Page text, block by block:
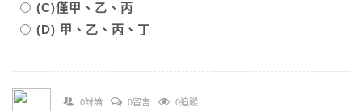
(C)僅甲、乙、丙
(D) 甲、乙、丙、丁
0討論 0留言 0追蹤